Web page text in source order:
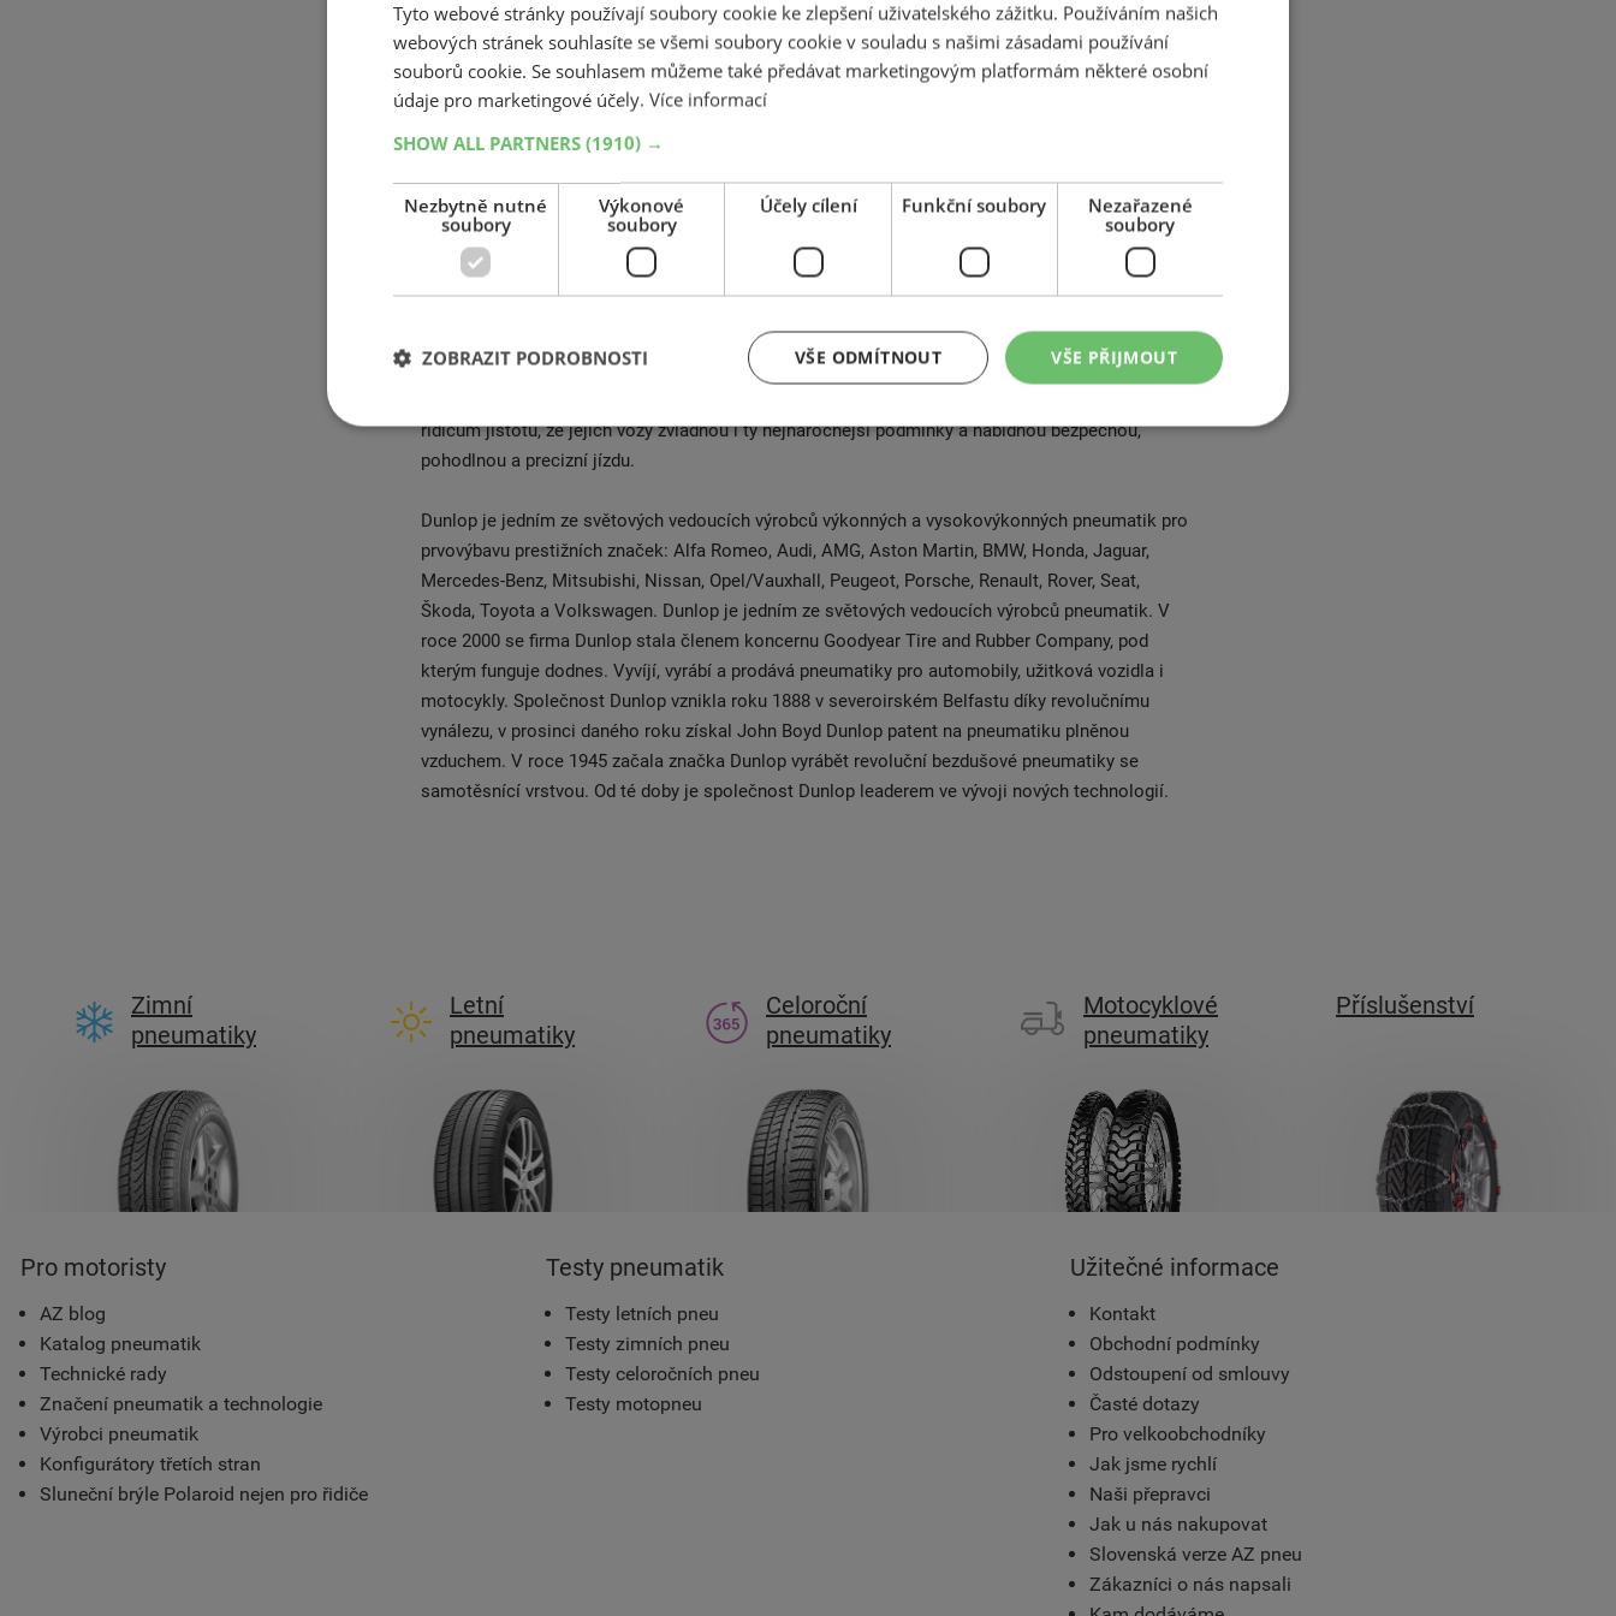
pokročilých prvků umožňujících lepší přenos informací z vozovky do řízení. Specifická patní
oblast zajišťuje pevnější spojení mezi pneumatikou a ráfkem, čímž přispívá k přesnějšímu řízení,
vyšší stabilitě a rychlé odezvě. Bezešvý pás JLB využívající technologii Hybrid Overlay snižuje
obvodové deformace při vysokých rychlostech, což přináší mimořádnou stabilitu a rovnoměrné
efektivně rozkládají tlak na kontaktní ploše s vozovkou, což vede k plynulejšímu přechodu z
přímé jízdy do zatáčky a výrazně lepší kontrole za všech jízdních podmínek. Díky tomu jsou
reakce vozu přesnější a jízda stabilnější jak na mokru, tak i na suchu. Multilamelový systém řeší
proměnlivé podmínky zimního období, od chladného sucha až po sníh a déšť, použitím různých
typů lamel. Výsledkem je stabilní a vyrovnaný výkon v každé situaci. Technologie Maximum
nárazníkovou zónu proti poškození o obrubníky, a to u vybraných rozměrů. Pneumatiky Dunlop
Trailmax Raid stejně jako Dunlop Sp Winter Sport 3D ukazují, jak značka Dunlop kombinuje
řidičům jistotu, že jejich vozy zvládnou i ty nejnáročnější podmínky a nabídnou bezpečnou,
pohodlnou a precizní jízdu.
Dunlop je jedním ze světových vedoucích výrobců výkonných a vysokovýkonných pneumatik pro
prvovýbavu prestižních značek: Alfa Romeo, Audi, AMG, Aston Martin, BMW, Honda, Jaguar,
Mercedes-Benz, Mitsubishi, Nissan, Opel/Vauxhall, Peugeot, Porsche, Renault, Rover, Seat,
Škoda, Toyota a Volkswagen. Dunlop je jedním ze světových vedoucích výrobců pneumatik. V
roce 2000 se firma Dunlop stala členem koncernu Goodyear Tire and Rubber Company, pod
kterým funguje dodnes. Vyvíjí, vyrábí a prodává pneumatiky pro automobily, užitková vozidla i
motocykly. Společnost Dunlop vznikla roku 1888 v severoirském Belfastu díky revolučnímu
vynálezu, v prosinci daného roku získal John Boyd Dunlop patent na pneumatiku plněnou
vzduchem. V roce 1945 začala značka Dunlop vyrábět revoluční bezdušové pneumatiky se
samotěsnící vrstvou. Od té doby je společnost Dunlop leaderem ve vývoji nových technologií.
Zimní
pneumatiky
Letní
pneumatiky
Celoroční
pneumatiky
Motocyklové
pneumatiky
Příslušenství
Pro motoristy
AZ blog
Katalog pneumatik
Technické rady
Značení pneumatik a technologie
Výrobci pneumatik
Konfigurátory třetích stran
Sluneční brýle Polaroid nejen pro řidiče
Testy pneumatik
Testy letních pneu
Testy zimních pneu
Testy celoročních pneu
Testy motopneu
Užitečné informace
Kontakt
Obchodní podmínky
Odstoupení od smlouvy
Časté dotazy
Pro velkoobchodníky
Jak jsme rychlí
Naši přepravci
Jak u nás nakupovat
Slovenská verze AZ pneu
Zákazníci o nás napsali
Tyto webové stránky používají soubory cookie ke zlepšení uživatelského zážitku. Používáním našich
webových stránek souhlasíte se všemi soubory cookie v souladu s našimi zásadami používání
souborů cookie. Se souhlasem můžeme také předávat marketingovým platformám některé osobní
údaje pro marketingové účely. Více informací
SHOW ALL PARTNERS (1910) →
Nezbytně nutné
soubory
Výkonové
soubory
Účely cílení Funkční soubory
Nezařazené
soubory
VŠE PŘIJMOUT
VŠE ODMÍTNOUT
ZOBRAZIT PODROBNOSTI